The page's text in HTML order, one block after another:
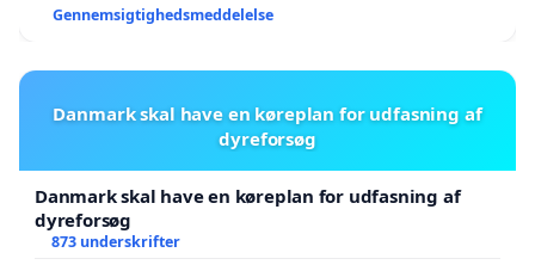
Gennemsigtighedsmeddelelse
Danmark skal have en køreplan for udfasning af
dyreforsøg
Danmark skal have en køreplan for udfasning af
dyreforsøg
873 underskrifter